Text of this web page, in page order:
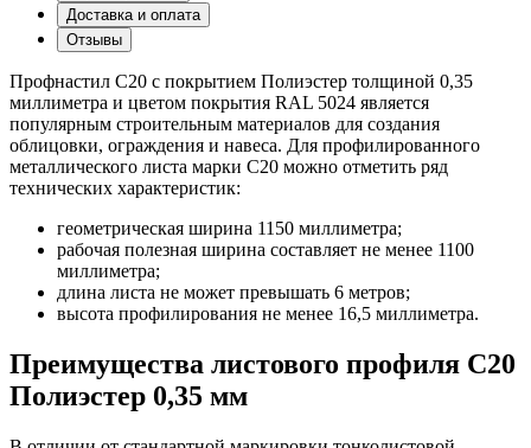
Доставка и оплата
Отзывы
Профнастил С20 с покрытием Полиэстер толщиной 0,35
миллиметра и цветом покрытия RAL 5024 является
популярным строительным материалов для создания
облицовки, ограждения и навеса. Для профилированного
металлического листа марки С20 можно отметить ряд
технических характеристик:
геометрическая ширина 1150 миллиметра;
рабочая полезная ширина составляет не менее 1100
миллиметра;
длина листа не может превышать 6 метров;
высота профилирования не менее 16,5 миллиметра.
Преимущества листового профиля С20
Полиэстер 0,35 мм